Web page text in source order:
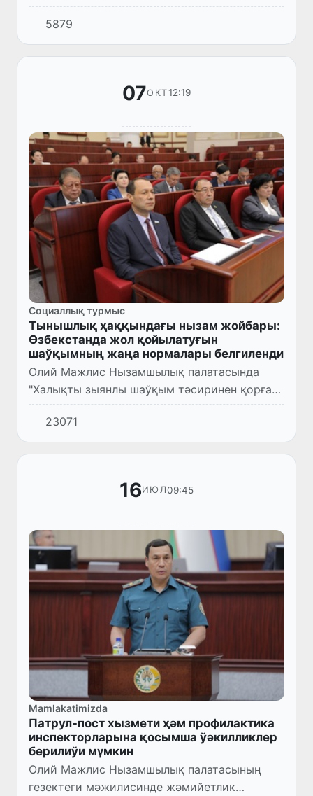
бажыхана аймағынан сыртқа алып шығыў
тәртибин жетилистириўге қаратылған нызам
жойбарын биринши оқыўда додалады.
5879
07ОКТ12:19
Социаллық турмыс
Тынышлық ҳаққындағы нызам жойбары:
Өзбекстанда жол қойылатуғын
шаўқымның жаңа нормалары белгиленди
Олий Мажлис Нызамшылық палатасында
"Халықты зыянлы шаўқым тәсиринен қорғаў
ҳаққында"ғы нызам жойбары екинши оқыўда
статьяма-статья көрип шығылды.
23071
16ИЮЛ09:45
Mamlakatimizda
Патрул-пост хызмети ҳәм профилактика
инспекторларына қосымша ўәкилликлер
берилиўи мүмкин
Олий Мажлис Нызамшылық палатасының
гезектеги мәжилисинде жәмийетлик